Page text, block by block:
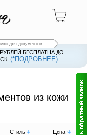
для документов
БЕСПЛАТНА ДО
(*ПОДРОБНЕЕ)
из кожи
Стиль Цена